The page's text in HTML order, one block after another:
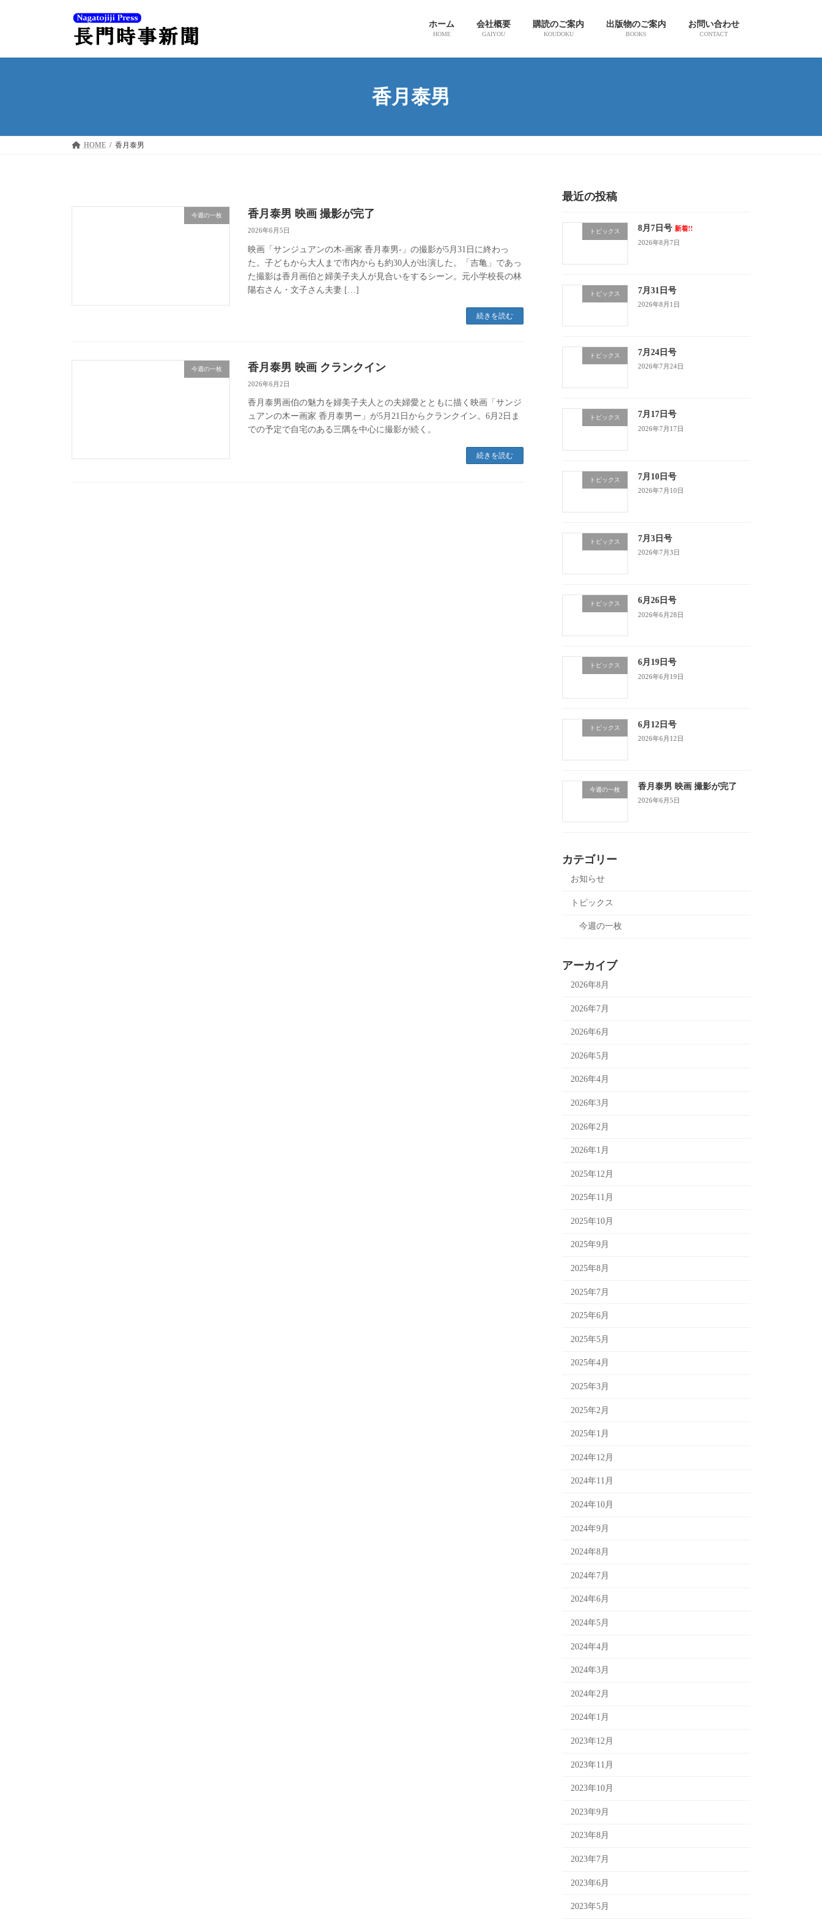
ツ
シ
ホーム
HOME
会社概要
GAIYOU
購読のご案内
KOUDOKU
出版物のご案内
BOOKS
お問い合わせ
CONTACT
香月泰男
HOME 香月泰男
今週の一枚 香月泰男 映画 撮影が完了
2026年6月5日
映画「サンジュアンの木-画家 香月泰男-」の撮影が5月31日に終わっ
た。子どもから大人まで市内からも約30人が出演した。「吉亀」であっ
た撮影は香月画伯と婦美子夫人が見合いをするシーン。元小学校長の林
陽右さん・文子さん夫妻 […]
続きを読む
今週の一枚 香月泰男 映画 クランクイン
2026年6月2日
香月泰男画伯の魅力を婦美子夫人との夫婦愛とともに描く映画「サンジ
ュアンの木ー画家 香月泰男ー」が5月21日からクランクイン。6月2日ま
での予定で自宅のある三隅を中心に撮影が続く。
続きを読む
最近の投稿
トピックス 8月7日号 新着!!
2026年8月7日
トピックス 7月31日号
2026年8月1日
トピックス 7月24日号
2026年7月24日
トピックス 7月17日号
2026年7月17日
トピックス 7月10日号
2026年7月10日
トピックス 7月3日号
2026年7月3日
トピックス 6月26日号
2026年6月28日
トピックス 6月19日号
2026年6月19日
トピックス 6月12日号
2026年6月12日
今週の一枚 香月泰男 映画 撮影が完了
2026年6月5日
カテゴリー
お知らせ
トピックス
今週の一枚
アーカイブ
2026年8月
2026年7月
2026年6月
2026年5月
2026年4月
2026年3月
2026年2月
2026年1月
2025年12月
2025年11月
2025年10月
2025年9月
2025年8月
2025年7月
2025年6月
2025年5月
2025年4月
2025年3月
2025年2月
2025年1月
2024年12月
2024年11月
2024年10月
2024年9月
2024年8月
2024年7月
2024年6月
2024年5月
2024年4月
2024年3月
2024年2月
2024年1月
2023年12月
2023年11月
2023年10月
2023年9月
2023年8月
2023年7月
2023年6月
2023年5月